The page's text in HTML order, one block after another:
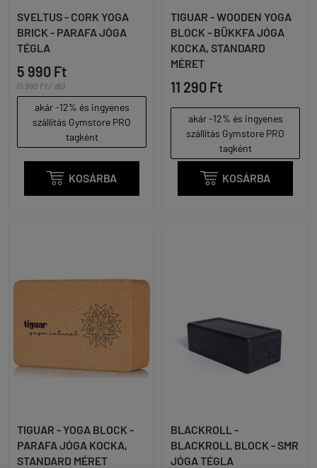
SVELTUS - CORK YOGA
BRICK - PARAFA JÓGA
TÉGLA
5 990 Ft
(5 990 Ft / db)
akár -12% és ingyenes
szállítás Gymstore PRO
tagként
 KOSÁRBA
TIGUAR - WOODEN YOGA
BLOCK - BÜKKFA JÓGA
KOCKA, STANDARD
MÉRET
11 290 Ft
akár -12% és ingyenes
szállítás Gymstore PRO
tagként
 KOSÁRBA
TIGUAR - YOGA BLOCK -
PARAFA JÓGA KOCKA,
STANDARD MÉRET
BLACKROLL -
BLACKROLL BLOCK - SMR
JÓGA TÉGLA